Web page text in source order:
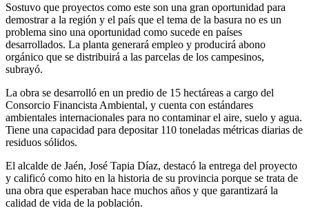
Sostuvo que proyectos como este son una gran oportunidad para
demostrar a la región y el país que el tema de la basura no es un
problema sino una oportunidad como sucede en países
desarrollados. La planta generará empleo y producirá abono
orgánico que se distribuirá a las parcelas de los campesinos,
subrayó.
La obra se desarrolló en un predio de 15 hectáreas a cargo del
Consorcio Financista Ambiental, y cuenta con estándares
ambientales internacionales para no contaminar el aire, suelo y agua.
Tiene una capacidad para depositar 110 toneladas métricas diarias de
residuos sólidos.
El alcalde de Jaén, José Tapia Díaz, destacó la entrega del proyecto
y calificó como hito en la historia de su provincia porque se trata de
una obra que esperaban hace muchos años y que garantizará la
calidad de vida de la población.